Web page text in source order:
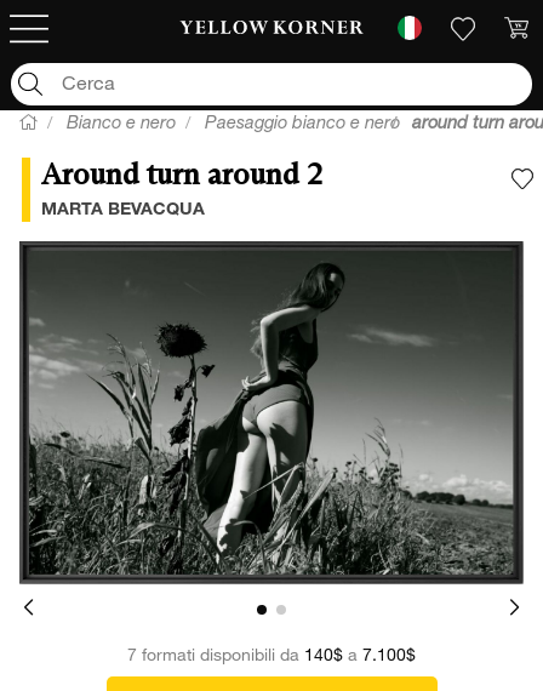
Bianco e nero Paesaggio bianco e nero around turn
Around turn around 2
MARTA BEVACQUA
7 formati disponibili da 140$ a 7.100$